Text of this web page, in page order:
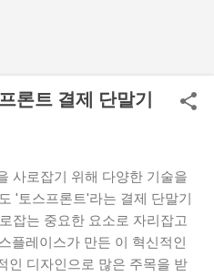
론트 결제 단말기
사로잡기 위해 다양한 기술을
'토스프론트'라는 결제 단말기
잡는 중요한 요소로 자리잡고
플레이스가 만든 이 혁신적인
인 디자인으로 많은 주목을 받